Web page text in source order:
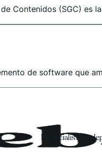
Contenidos (SGC) es
de software que
Especialista